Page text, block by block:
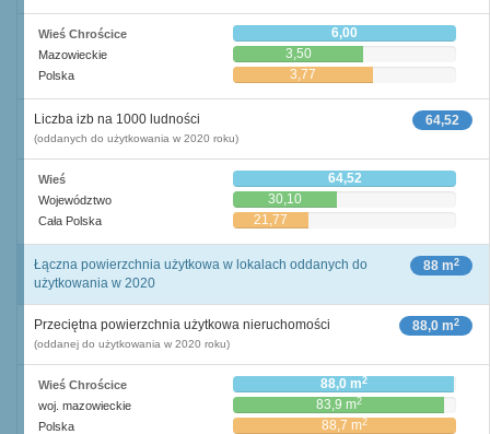
Wieś Chrościce 6,00
Mazowieckie 3,50
Polska 3,77
64,52
Liczba izb na 1000 ludności
(oddanych do użytkowania w 2020 roku)
Wieś 64,52
Województwo 30,10
Cała Polska 21,77
88 m2
Łączna powierzchnia użytkowa w lokalach oddanych do
użytkowania w 2020
88,0 m2
Przeciętna powierzchnia użytkowa nieruchomości
(oddanej do użytkowania w 2020 roku)
Wieś Chrościce 88,0 m2
woj. mazowieckie 83,9 m2
Polska 88,7 m2